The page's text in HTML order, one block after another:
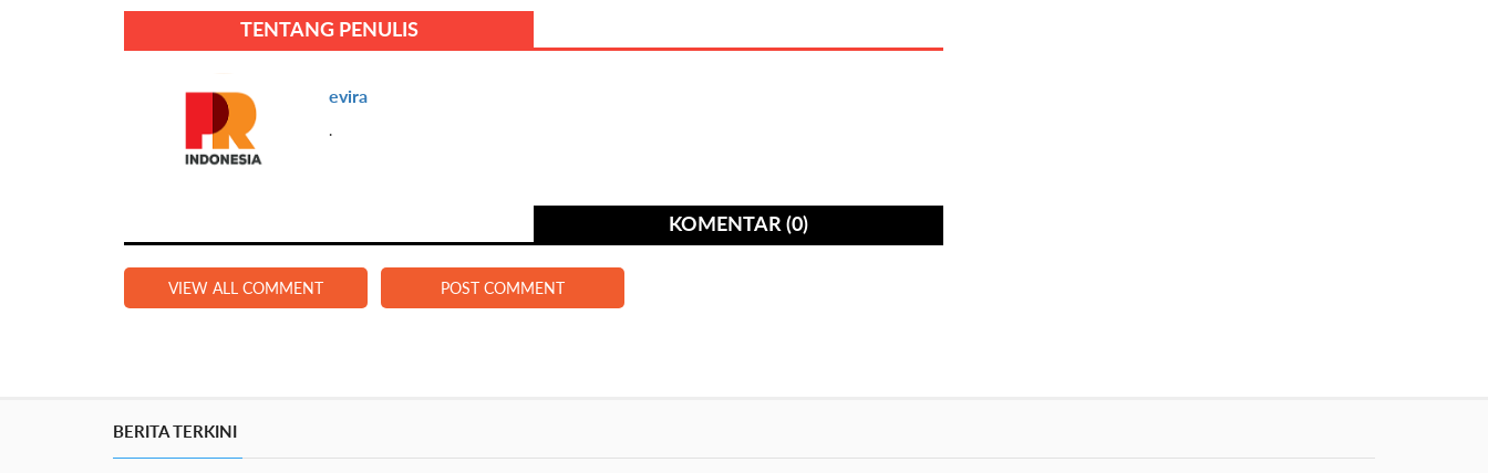
TENTANG PENULIS
evira
.
KOMENTAR (0)
VIEW ALL COMMENT POST COMMENT
BERITA TERKINI